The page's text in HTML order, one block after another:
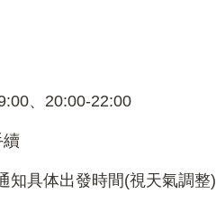
、20:00-22:00
續
知具体出發時間(視天氣調整)